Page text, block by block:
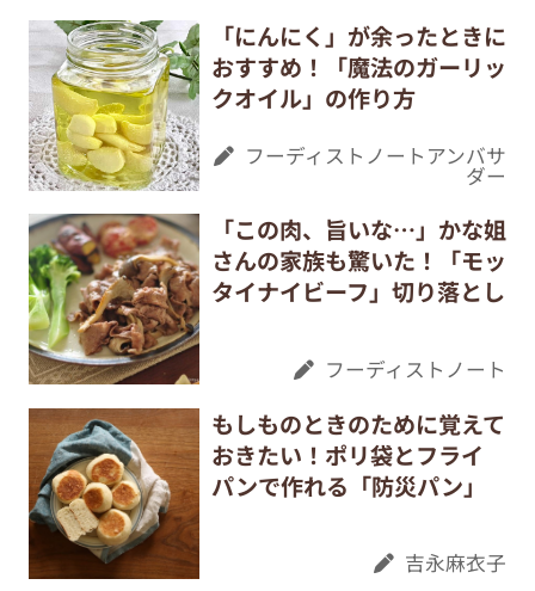
「にんにく」が余ったときに
おすすめ！「魔法のガーリッ
クオイル」の作り方
フーディストノートアンバサ
ダー
「この肉、旨いな…」かな姐
さんの家族も驚いた！「モッ
タイナイビーフ」切り落とし
フーディストノート
もしものときのために覚えて
おきたい！ポリ袋とフライ
パンで作れる「防災パン」
吉永麻衣子